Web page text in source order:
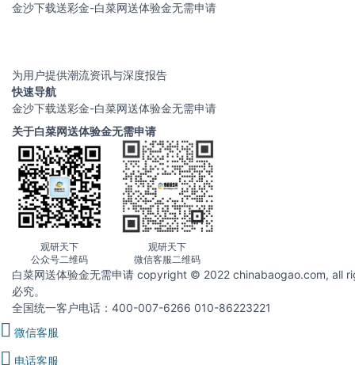
金沙下载送彩金-白菜网送体验金无需申请
为用户提供潮流资讯与深度报告
快速导航
金沙下载送彩金-白菜网送体验金无需申请
关于白菜网送体验金无需申请
观研天下
公众号二维码
观研天下
微信客服二维码
白菜网送体验金无需申请 copyright © 2022 chinabaogao.com, all
必究。
全国统一客户电话：400-007-6266 010-86223221
微信客服
电话客服